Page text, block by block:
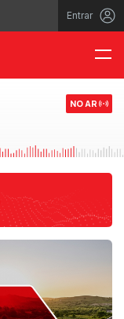
Entrar
NO AR